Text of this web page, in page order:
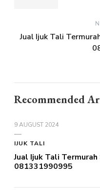
Jual Ijuk Tali
Recommended
9 AUGUST 2024
IJUK TALI
Jual Ijuk Tali Termurah
081331990995